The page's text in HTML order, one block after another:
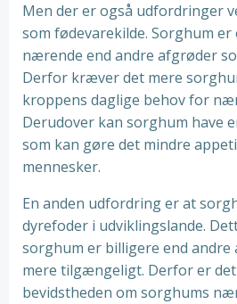
Men der er også udfordringer
som fødevarekilde. Sorghum
nærende end andre afgrøder
Derfor kræver det mere
kroppens daglige behov for
Derudover kan sorghum have
som kan gøre det mindre
mennesker.
En anden udfordring er at
dyrefoder i udviklingslande.
sorghum er billigere end
mere tilgængeligt. Derfor er
bevidstheden om sorghums